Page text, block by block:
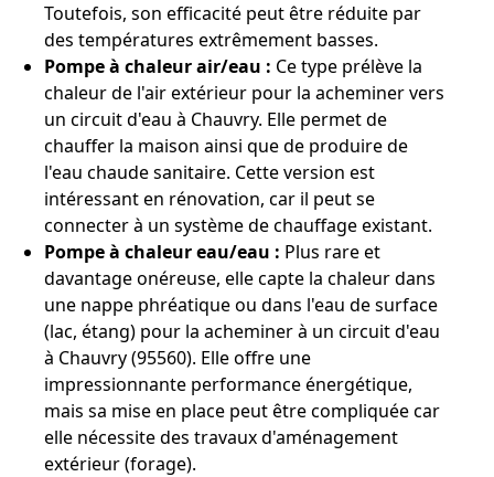
Toutefois, son efficacité peut être réduite par
des températures extrêmement basses.
Pompe à chaleur air/eau : Ce type prélève la
chaleur de l'air extérieur pour la acheminer vers
un circuit d'eau à Chauvry. Elle permet de
chauffer la maison ainsi que de produire de
l'eau chaude sanitaire. Cette version est
intéressant en rénovation, car il peut se
connecter à un système de chauffage existant.
Pompe à chaleur eau/eau : Plus rare et
davantage onéreuse, elle capte la chaleur dans
une nappe phréatique ou dans l'eau de surface
(lac, étang) pour la acheminer à un circuit d'eau
à Chauvry (95560). Elle offre une
impressionnante performance énergétique,
mais sa mise en place peut être compliquée car
elle nécessite des travaux d'aménagement
extérieur (forage).